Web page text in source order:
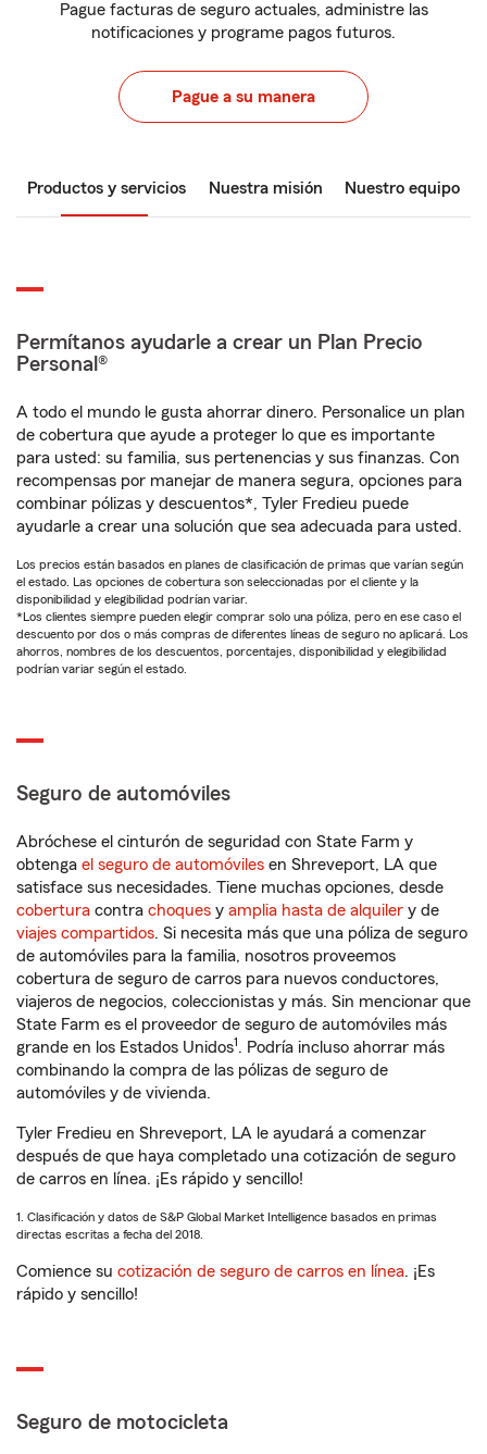
Pague facturas de seguro actuales, administre las
notificaciones y programe pagos futuros.
Pague a su manera
Productos y servicios Nuestra misión Nuestro equipo
Permítanos ayudarle a crear un Plan Precio
Personal®
A todo el mundo le gusta ahorrar dinero. Personalice un plan
de cobertura que ayude a proteger lo que es importante
para usted: su familia, sus pertenencias y sus finanzas. Con
recompensas por manejar de manera segura, opciones para
combinar pólizas y descuentos*, Tyler Fredieu puede
ayudarle a crear una solución que sea adecuada para usted.
Los precios están basados en planes de clasificación de primas que varían según
el estado. Las opciones de cobertura son seleccionadas por el cliente y la
disponibilidad y elegibilidad podrían variar.
*Los clientes siempre pueden elegir comprar solo una póliza, pero en ese caso el
descuento por dos o más compras de diferentes líneas de seguro no aplicará. Los
ahorros, nombres de los descuentos, porcentajes, disponibilidad y elegibilidad
podrían variar según el estado.
Seguro de automóviles
Abróchese el cinturón de seguridad con State Farm y
obtenga el seguro de automóviles en Shreveport, LA que
satisface sus necesidades. Tiene muchas opciones, desde
cobertura contra choques y amplia hasta de alquiler y de
viajes compartidos. Si necesita más que una póliza de seguro
de automóviles para la familia, nosotros proveemos
cobertura de seguro de carros para nuevos conductores,
viajeros de negocios, coleccionistas y más. Sin mencionar que
State Farm es el proveedor de seguro de automóviles más
grande en los Estados Unidos1. Podría incluso ahorrar más
combinando la compra de las pólizas de seguro de
automóviles y de vivienda.
Tyler Fredieu en Shreveport, LA le ayudará a comenzar
después de que haya completado una cotización de seguro
de carros en línea. ¡Es rápido y sencillo!
1. Clasificación y datos de S&P Global Market Intelligence basados en primas
directas escritas a fecha del 2018.
Comience su cotización de seguro de carros en línea. ¡Es
rápido y sencillo!
Seguro de motocicleta